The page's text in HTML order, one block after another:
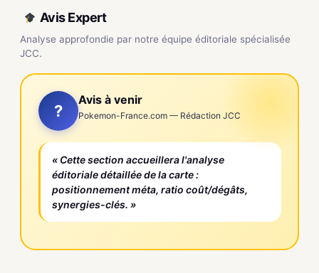
Avis Expert
Analyse approfondie par notre équipe éditoriale spécialisée
JCC.
?
Avis à venir
Pokemon-France.com — Rédaction JCC
« Cette section accueillera l'analyse
éditoriale détaillée de la carte :
positionnement méta, ratio coût/dégâts,
synergies-clés. »